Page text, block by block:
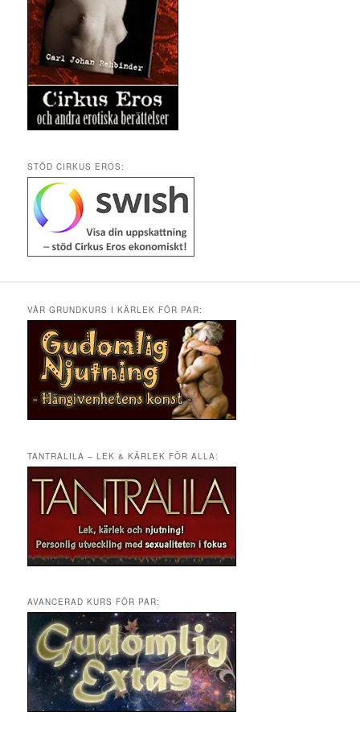
STÖD CIRKUS EROS:
VÅR GRUNDKURS I KÄRLEK FÖR PAR:
TANTRALILA – LEK & KÄRLEK FÖR ALLA:
AVANCERAD KURS FÖR PAR: